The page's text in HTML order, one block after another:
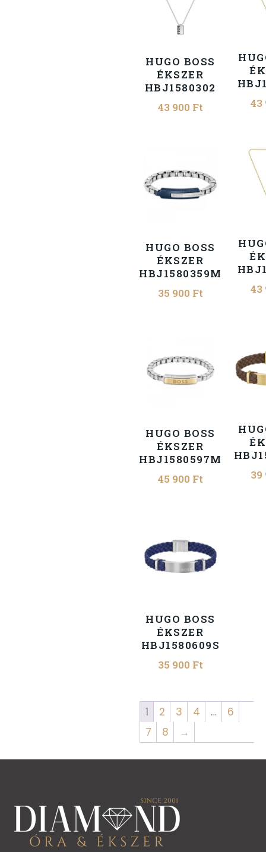
HUGO BOSS
ÉKSZER
HBJ1580302
43 900 Ft
43
HUGO BOSS
ÉKSZER
HBJ1580359M
35 900 Ft
43
HUGO BOSS
ÉKSZER
HBJ1580597M
45 900 Ft
39
HUGO BOSS
ÉKSZER
HBJ1580609S
35 900 Ft
1 2 3 4 …
6
7
8 →